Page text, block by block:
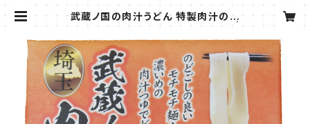
武蔵ノ国の肉汁うどん 特製肉汁のつ
めん小町 館林 宇都宮 うどん そば ひ
もかわ タイタイ麺